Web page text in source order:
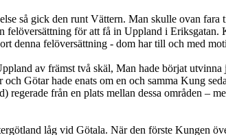
så gick den runt Vättern. Man skulle ovan
felöversättning för att få in Uppland i
denna felöversättning - dom har till och med
av främst två skäl, Man hade börjat
Götar hade enats om en och samma Kung
regerade från en plats mellan dessa områden –
låg vid Götala. När den förste Kungen